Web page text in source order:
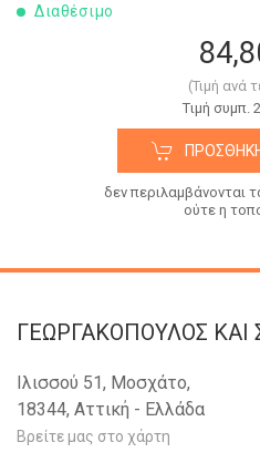
Διαθέσιμο
(Τιμή ανά
Tιμή συμπ.
δεν περιλαμβάνονται
ούτε η
ΓΕΩΡΓΑΚΟΠΟΥΛΟΣ KAI
Ιλισσού 51, Μοσχάτο,
18344, Αττική - Ελλάδα
Βρείτε μας στο χάρτη